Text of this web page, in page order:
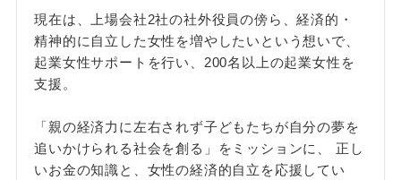
現在は、上場会社2社の社外役員の傍ら、経済的・
精神的に自立した女性を増やしたいという想いで、
起業女性サポートを行い、200名以上の起業女性を
支援。
「親の経済力に左右されず子どもたちが自分の夢を
追いかけられる社会を創る」をミッションに、 正し
いお金の知識と、女性の経済的自立を応援してい